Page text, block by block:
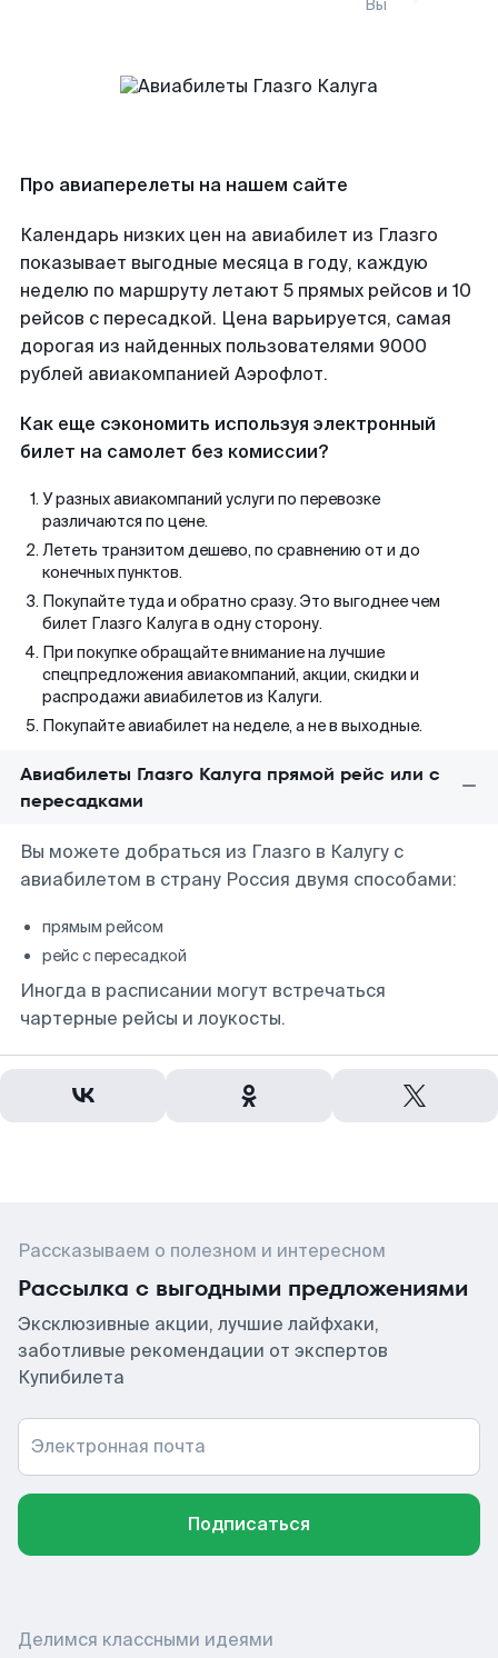
Вы
Про авиаперелеты на нашем сайте
Календарь низких цен на авиабилет из Глазго
показывает выгодные месяца в году, каждую
неделю по маршруту летают 5 прямых рейсов и 10
рейсов с пересадкой. Цена варьируется, самая
дорогая из найденных пользователями 9000
рублей авиакомпанией Аэрофлот.
Как еще сэкономить используя электронный
билет на самолет без комиссии?
У разных авиакомпаний услуги по перевозке
различаются по цене.
Лететь транзитом дешево, по сравнению от и до
конечных пунктов.
Покупайте туда и обратно сразу. Это выгоднее чем
билет Глазго Калуга в одну сторону.
При покупке обращайте внимание на лучшие
спецпредложения авиакомпаний, акции, скидки и
распродажи авиабилетов из Калуги.
Покупайте авиабилет на неделе, а не в выходные.
Авиабилеты Глазго Калуга прямой рейс или с
пересадками
Вы можете добраться из Глазго в Калугу с
авиабилетом в страну Россия двумя способами:
прямым рейсом
рейс с пересадкой
Иногда в расписании могут встречаться
чартерные рейсы и лоукосты.
Рассказываем о полезном и интересном
Рассылка с выгодными предложениями
Эксклюзивные акции, лучшие лайфхаки,
заботливые рекомендации от экспертов
Купибилета
Электронная почта
Подписаться
Делимся классными идеями